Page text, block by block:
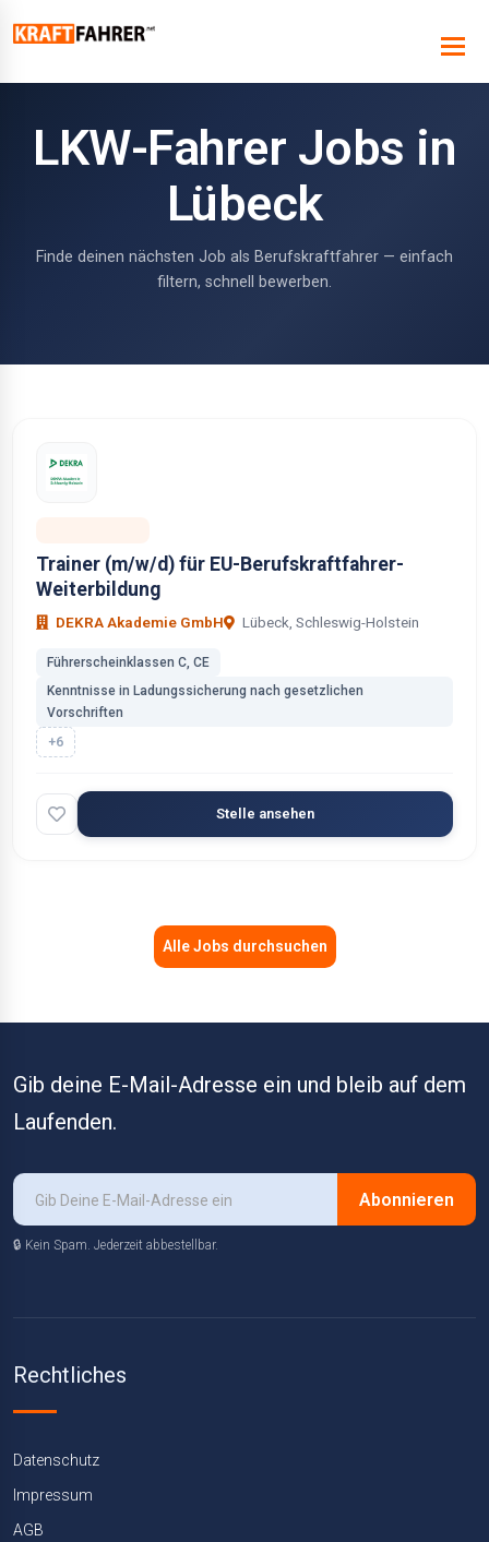
LKW-Fahrer Jobs in
Lübeck
Finde deinen nächsten Job als Berufskraftfahrer — einfach
filtern, schnell bewerben.
Trainer (m/w/d) für EU-Berufskraftfahrer-
Weiterbildung
DEKRA Akademie GmbH Lübeck, Schleswig-Holstein
Führerscheinklassen C, CE
Kenntnisse in Ladungssicherung nach gesetzlichen
Vorschriften
+6
Stelle ansehen
Alle Jobs durchsuchen
Gib deine E-Mail-Adresse ein und bleib auf dem
Laufenden.
Abonnieren
🔒 Kein Spam. Jederzeit abbestellbar.
Rechtliches
Datenschutz
Impressum
AGB